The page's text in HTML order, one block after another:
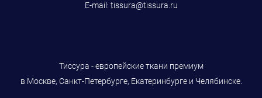
E-mail: tissura@tissura.ru
Тиссура - европейские ткани премиум
в Москве, Санкт-Петербурге, Екатеринбурге и Челябинске.